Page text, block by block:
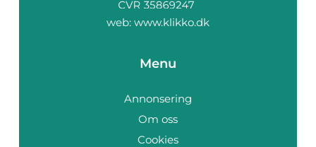
web: www.klikko.dk
Menu
Annonsering
Om oss
Cookies